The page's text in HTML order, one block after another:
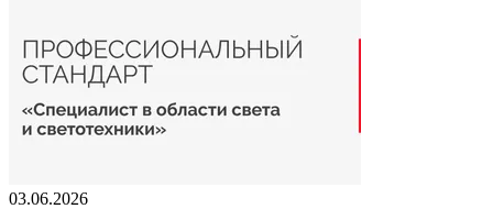
03.06.2026